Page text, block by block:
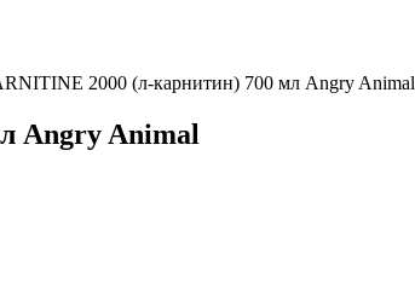
2000 (л-карнитин) 700 мл Angry Animal
Angry Animal